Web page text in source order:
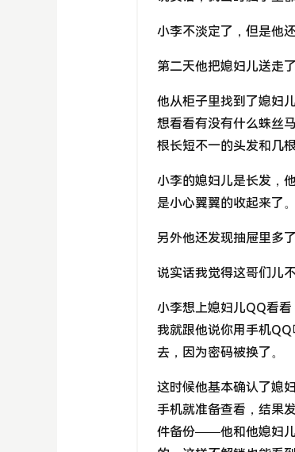
小李不淡定了，但是他
第二天他把媳妇儿送走
他从柜子里找到了媳妇
想看看有没有什么蛛丝
根长短不一的头发和几
小李的媳妇儿是长发，
是小心翼翼的收起来了。
另外他还发现抽屉里多
说实话我觉得这哥们儿
小李想上媳妇儿QQ看
我就跟他说你用手机
去，因为密码被换了。
这时候他基本确认了媳
手机就准备查看，结果
件备份——他和他媳妇儿